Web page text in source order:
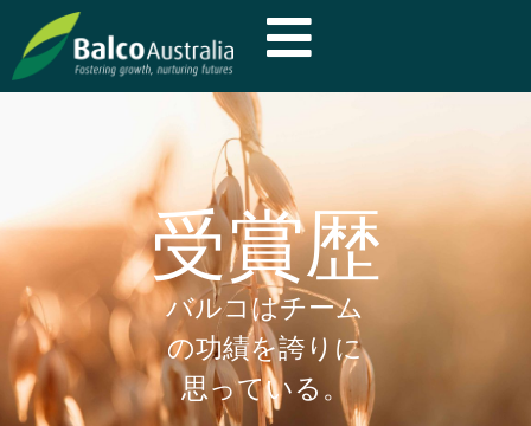
受賞歴
バルコはチーム
の功績を誇りに
思っている。